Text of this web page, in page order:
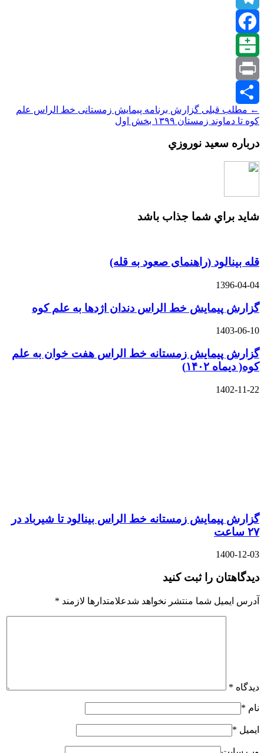
Telegram
Facebook
Balatarin
Print
اشتراک
گذاری
← مطلب قبلی گزارش برنامه پیمایش زمستانی خط الراس علم
کوه تا دماوند زمستان ۱۳۹۹ بخش اول
درباره سعيد نوروزي
شايد براي شما جذاب باشد
قله بینالود (راهنمای صعود به قله)
1396-04-04
گزارش پیمایش خط الراس دندان اژدها به علم کوه
1403-06-10
گزارش پیمایش زمستانه خط الراس هفت خوان به علم
کوه( دیماه ۱۴۰۲)
1402-11-22
گزارش پیمایش زمستانه خط الراس بینالود تا شیرباد در
۲۷ ساعت
1400-12-03
دیدگاهتان را ثبت کنید
آدرس ایمیل شما منتشر نخواهد شدعلامتدارها لازمند *
دیدگاه *
نام *
ایمیل *